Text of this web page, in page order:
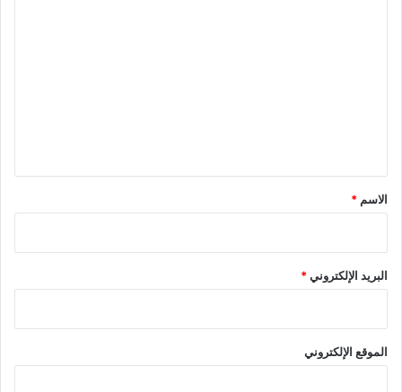
*
الاسم *
البريد الإلكتروني*
الموقع الإلكتروني